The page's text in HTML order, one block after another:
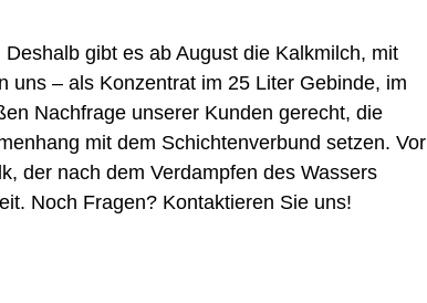
gibt es ab August die Kalkmilch, mit
uns – als Konzentrat im 25 Liter Gebinde, im
Nachfrage unserer Kunden gerecht, die
mit dem Schichtenverbund setzen. Vor
der nach dem Verdampfen des Wassers
Noch Fragen? Kontaktieren Sie uns!